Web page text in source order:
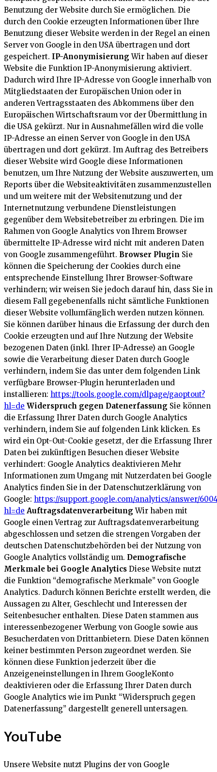
Benutzung der Website durch Sie ermöglichen. Die
durch den Cookie erzeugten Informationen über Ihre
Benutzung dieser Website werden in der Regel an einen
Server von Google in den USA übertragen und dort
gespeichert. IP-Anonymisierung Wir haben auf dieser
Website die Funktion IP-Anonymisierung aktiviert.
Dadurch wird Ihre IP-Adresse von Google innerhalb von
Mitgliedstaaten der Europäischen Union oder in
anderen Vertragsstaaten des Abkommens über den
Europäischen Wirtschaftsraum vor der Übermittlung in
die USA gekürzt. Nur in Ausnahmefällen wird die volle
IP-Adresse an einen Server von Google in den USA
übertragen und dort gekürzt. Im Auftrag des Betreibers
dieser Website wird Google diese Informationen
benutzen, um Ihre Nutzung der Website auszuwerten, um
Reports über die Websiteaktivitäten zusammenzustellen
und um weitere mit der Websitenutzung und der
Internetnutzung verbundene Dienstleistungen
gegenüber dem Websitebetreiber zu erbringen. Die im
Rahmen von Google Analytics von Ihrem Browser
übermittelte IP-Adresse wird nicht mit anderen Daten
von Google zusammengeführt. Browser Plugin Sie
können die Speicherung der Cookies durch eine
entsprechende Einstellung Ihrer Browser-Software
verhindern; wir weisen Sie jedoch darauf hin, dass Sie in
diesem Fall gegebenenfalls nicht sämtliche Funktionen
dieser Website vollumfänglich werden nutzen können.
Sie können darüber hinaus die Erfassung der durch den
Cookie erzeugten und auf Ihre Nutzung der Website
bezogenen Daten (inkl. Ihrer IP-Adresse) an Google
sowie die Verarbeitung dieser Daten durch Google
verhindern, indem Sie das unter dem folgenden Link
verfügbare Browser-Plugin herunterladen und
installieren: https://tools.google.com/dlpage/gaoptout?
hl=de Widerspruch gegen Datenerfassung Sie können
die Erfassung Ihrer Daten durch Google Analytics
verhindern, indem Sie auf folgenden Link klicken. Es
wird ein Opt-Out-Cookie gesetzt, der die Erfassung Ihrer
Daten bei zukünftigen Besuchen dieser Website
verhindert: Google Analytics deaktivieren Mehr
Informationen zum Umgang mit Nutzerdaten bei Google
Analytics finden Sie in der Datenschutzerklärung von
Google: https://support.google.com/analytics/answer/
hl=de Auftragsdatenverarbeitung Wir haben mit
Google einen Vertrag zur Auftragsdatenverarbeitung
abgeschlossen und setzen die strengen Vorgaben der
deutschen Datenschutzbehörden bei der Nutzung von
Google Analytics vollständig um. Demografische
Merkmale bei Google Analytics Diese Website nutzt
die Funktion “demografische Merkmale” von Google
Analytics. Dadurch können Berichte erstellt werden, die
Aussagen zu Alter, Geschlecht und Interessen der
Seitenbesucher enthalten. Diese Daten stammen aus
interessenbezogener Werbung von Google sowie aus
Besucherdaten von Drittanbietern. Diese Daten können
keiner bestimmten Person zugeordnet werden. Sie
können diese Funktion jederzeit über die
Anzeigeneinstellungen in Ihrem GoogleKonto
deaktivieren oder die Erfassung Ihrer Daten durch
Google Analytics wie im Punkt “Widerspruch gegen
Datenerfassung” dargestellt generell untersagen.
YouTube
Unsere Website nutzt Plugins der von Google